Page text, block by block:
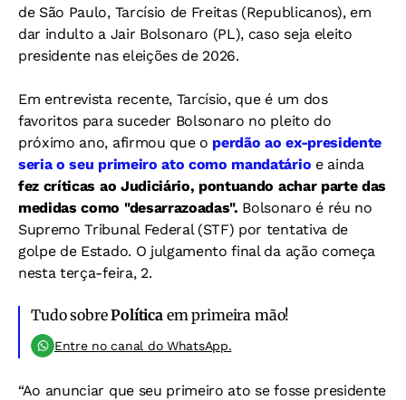
de São Paulo, Tarcísio de Freitas (Republicanos), em
dar indulto a Jair Bolsonaro (PL), caso seja eleito
presidente nas eleições de 2026.
Em entrevista recente, Tarcísio, que é um dos
favoritos para suceder Bolsonaro no pleito do
próximo ano, afirmou que o perdão ao ex-presidente
seria o seu primeiro ato como mandatário e ainda
fez críticas ao Judiciário, pontuando achar parte das
medidas como "desarrazoadas". Bolsonaro é réu no
Supremo Tribunal Federal (STF) por tentativa de
golpe de Estado. O julgamento final da ação começa
nesta terça-feira, 2.
Tudo sobrePolítica em primeira mão!
Entre no canal do WhatsApp.
“Ao anunciar que seu primeiro ato se fosse presidente